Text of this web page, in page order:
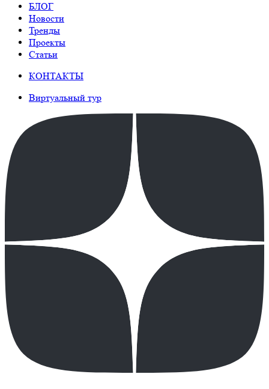
БЛОГ
Новости
Тренды
Проекты
Статьи
КОНТАКТЫ
Виртуальный тур